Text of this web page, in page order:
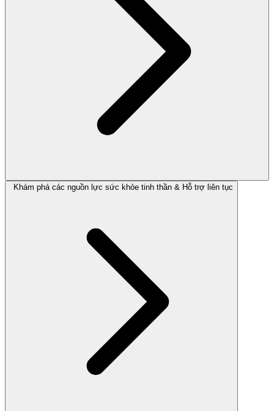
Khám phá các nguồn lực sức khỏe tinh thần & Hỗ trợ liên tục